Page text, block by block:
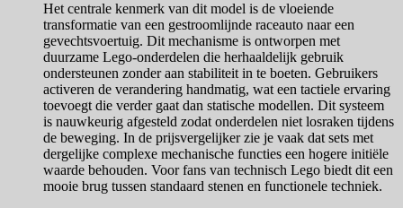
Het centrale kenmerk van dit model is de vloeiende
transformatie van een gestroomlijnde raceauto naar een
gevechtsvoertuig. Dit mechanisme is ontworpen met
duurzame Lego-onderdelen die herhaaldelijk gebruik
ondersteunen zonder aan stabiliteit in te boeten. Gebruikers
activeren de verandering handmatig, wat een tactiele ervaring
toevoegt die verder gaat dan statische modellen. Dit systeem
is nauwkeurig afgesteld zodat onderdelen niet losraken tijdens
de beweging. In de prijsvergelijker zie je vaak dat sets met
dergelijke complexe mechanische functies een hogere initiële
waarde behouden. Voor fans van technisch Lego biedt dit een
mooie brug tussen standaard stenen en functionele techniek.